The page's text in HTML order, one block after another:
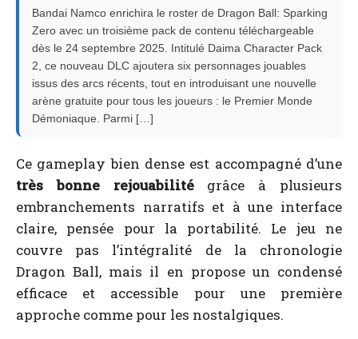
Bandai Namco enrichira le roster de Dragon Ball: Sparking
Zero avec un troisième pack de contenu téléchargeable
dès le 24 septembre 2025. Intitulé Daima Character Pack
2, ce nouveau DLC ajoutera six personnages jouables
issus des arcs récents, tout en introduisant une nouvelle
arène gratuite pour tous les joueurs : le Premier Monde
Démoniaque. Parmi […]
Ce gameplay bien dense est accompagné d’une
très bonne rejouabilitégrâce à plusieurs
embranchements narratifs et à une interface
claire, pensée pour la portabilité. Le jeu ne
couvre pas l’intégralité de la chronologie
Dragon Ball, mais il en propose un condensé
efficace et accessible pour une première
approche comme pour les nostalgiques.